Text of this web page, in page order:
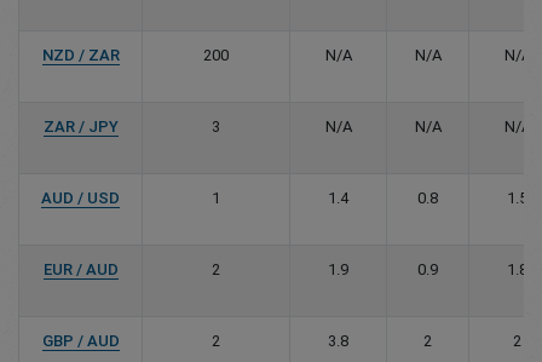
NZD / ZAR 200 N/A N/A N/A
ZAR / JPY 3 N/A N/A N/A
AUD / USD 1 1.4 0.8 1.5
EUR / AUD 2 1.9 0.9 1.8
GBP / AUD 2 3.8 2 2